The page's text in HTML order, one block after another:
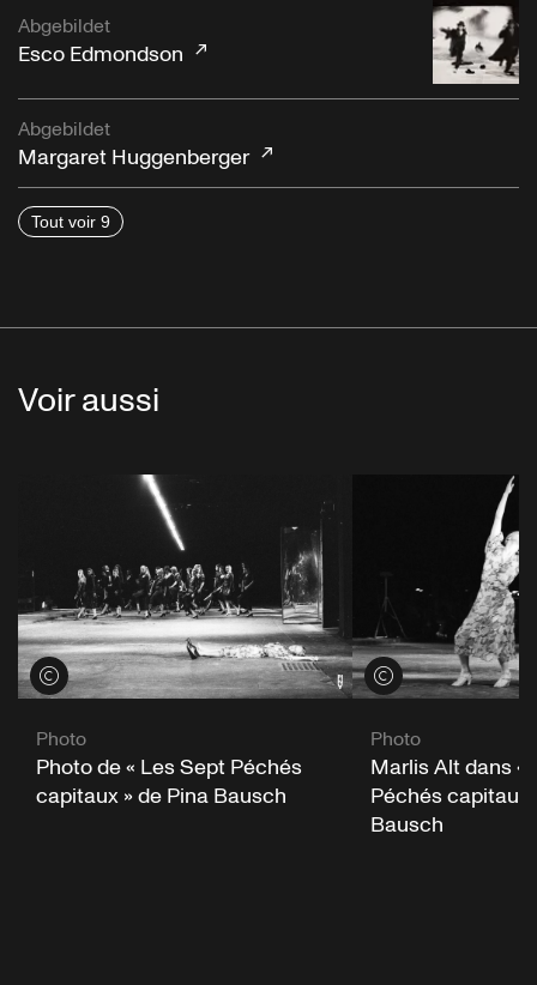
Abgebildet
Esco Edmondson
Abgebildet
Margaret Huggenberger
Tout voir 9
Voir aussi
Voir les crédits
Photo
Photo de « Les Sept Péchés
capitaux » de Pina Bausch
Voir les crédits
Photo
Marlis Alt dans «
Péchés capitaux
Bausch